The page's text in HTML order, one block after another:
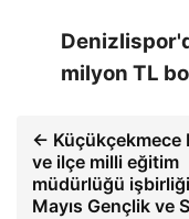
milyon TL
← Küçükçekmece
ve ilçe milli eğitim
müdürlüğü
Mayıs Gençlik ve